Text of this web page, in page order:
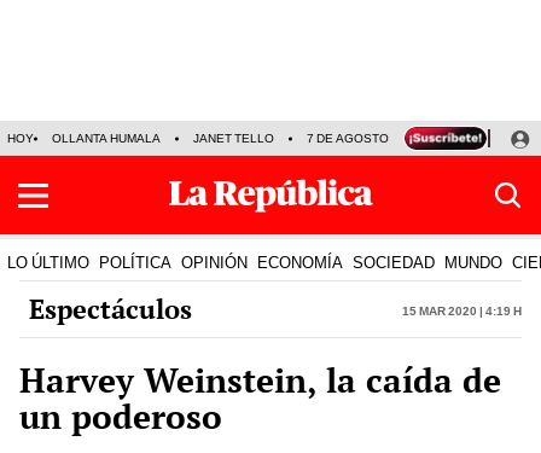
HOY OLLANTA HUMALA JANET TELLO 7 DE AGOSTO TINKA RESULTADOS
LO ÚLTIMO POLÍTICA OPINIÓN ECONOMÍA SOCIEDAD MUNDO
Espectáculos 15 Mar 2020 | 4:19 h
Harvey Weinstein, la caída de
un poderoso